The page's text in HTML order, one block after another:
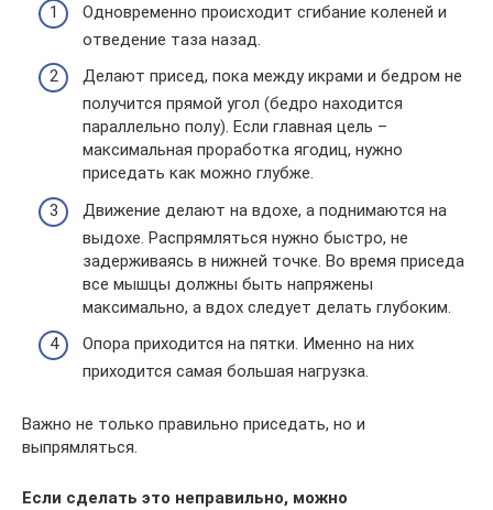
Одновременно происходит сгибание коленей и
отведение таза назад.
Делают присед, пока между икрами и бедром не
получится прямой угол (бедро находится
параллельно полу). Если главная цель –
максимальная проработка ягодиц, нужно
приседать как можно глубже.
Движение делают на вдохе, а поднимаются на
выдохе. Распрямляться нужно быстро, не
задерживаясь в нижней точке. Во время приседа
все мышцы должны быть напряжены
максимально, а вдох следует делать глубоким.
Опора приходится на пятки. Именно на них
приходится самая большая нагрузка.
Важно не только правильно приседать, но и
выпрямляться.
Если сделать это неправильно, можно